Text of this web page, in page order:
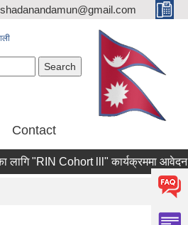
Contact
"RIN Cohort lll" कार्यक्रममा आवेदन पेश